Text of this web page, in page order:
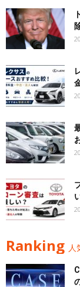
Ranking 人